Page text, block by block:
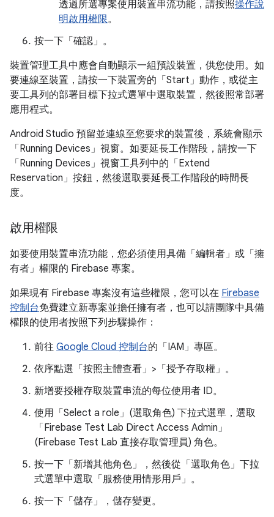
透過所選專案使用裝置串流功能，請按照操作說
明啟用權限。
按一下「確認」 。
裝置管理工具中應會自動顯示一組預設裝置，供您使用。如
要連線至裝置，請按一下裝置旁的「Start」 動作，或從主
要工具列的部署目標下拉式選單中選取裝置，然後照常部署
應用程式。
Android Studio 預留並連線至您要求的裝置後，系統會顯示
「Running Devices」 視窗。如要延長工作階段，請按一下
「Running Devices」 視窗工具列中的「Extend
Reservation」 按鈕，然後選取要延長工作階段的時間長
度。
啟用權限
如要使用裝置串流功能，您必須使用具備「編輯者」 或「擁
有者」 權限的 Firebase 專案。
如果現有 Firebase 專案沒有這些權限，您可以在 Firebase
控制台免費建立新專案並擔任擁有者，也可以請團隊中具備
權限的使用者按照下列步驟操作：
前往 Google Cloud 控制台的「IAM」專區。
依序點選「按照主體查看」>「授予存取權」 。
新增要授權存取裝置串流的每位使用者 ID。
使用「Select a role」(選取角色) 下拉式選單，選取
「Firebase Test Lab Direct Access Admin」
(Firebase Test Lab 直接存取管理員) 角色。
按一下「新增其他角色」
，然後從「選取角色」 下拉
式選單中選取「服務使用情形用戶」 。
按一下「儲存」
，儲存變更。